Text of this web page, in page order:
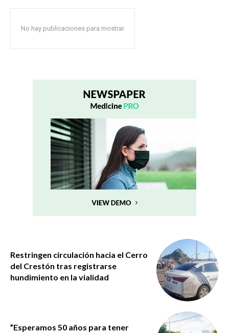
No hay publicaciones para mostrar
Restringen circulación hacia el Cerro
del Crestón tras registrarse
hundimiento en la vialidad
”Esperamos 50 años para tener